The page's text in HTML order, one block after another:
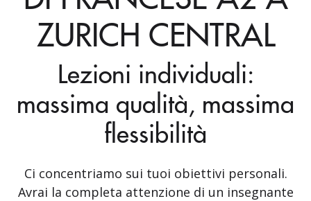
ZURICH CENTRAL
Lezioni individuali:
massima qualità, massima
flessibilità
Ci concentriamo sui tuoi obiettivi personali.
Avrai la completa attenzione di un insegnante